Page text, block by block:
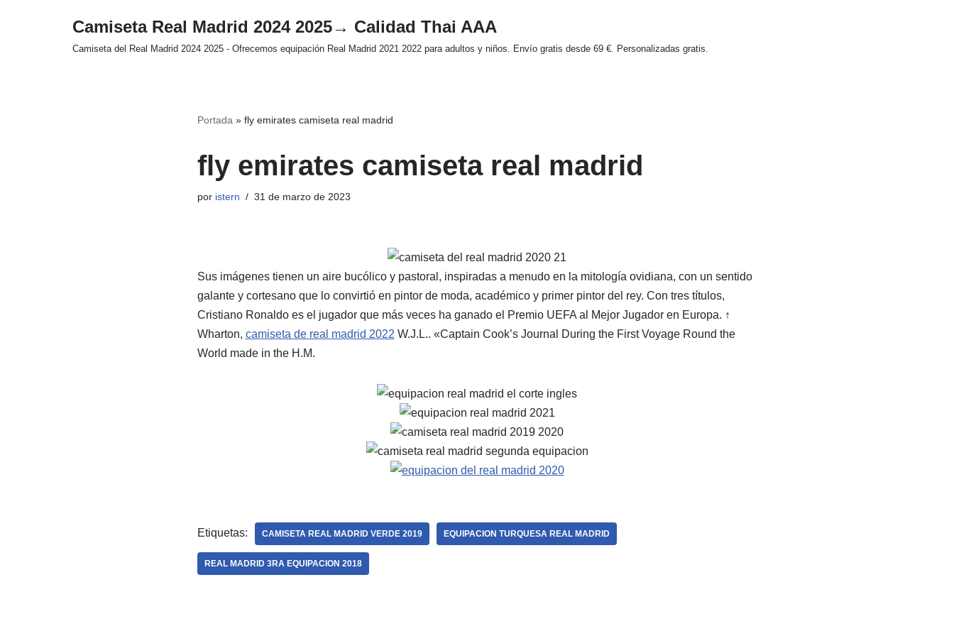
Camiseta Real Madrid 2024 2025→ Calidad Thai AAA
Camiseta del Real Madrid 2024 2025 - Ofrecemos equipación Real Madrid 2021 2022 para adultos y niños. Envío gratis desde 69 €. Personalizadas gratis.
Portada » fly emirates camiseta real madrid
fly emirates camiseta real madrid
por istern 31 de marzo de 2023
Sus imágenes tienen un aire bucólico y pastoral, inspiradas a menudo en la mitología ovidiana, con un sentido
galante y cortesano que lo convirtió en pintor de moda, académico y primer pintor del rey. Con tres títulos,
Cristiano Ronaldo es el jugador que más veces ha ganado el Premio UEFA al Mejor Jugador en Europa. ↑
Wharton, camiseta de real madrid 2022 W.J.L.. «Captain Cook’s Journal During the First Voyage Round the
World made in the H.M.
Etiquetas: CAMISETA REAL MADRID VERDE 2019 EQUIPACION TURQUESA REAL MADRID
REAL MADRID 3RA EQUIPACION 2018